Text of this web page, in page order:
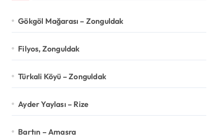
Gökgöl Mağarası – Zonguldak
Filyos, Zonguldak
Türkali Köyü – Zonguldak
Ayder Yaylası – Rize
Bartın – Amasra